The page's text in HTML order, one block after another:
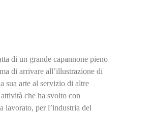
di un grande capannone pieno
di arrivare all’illustrazione di
sua arte al servizio di altre
che ha svolto con
lavorato, per l’industria del